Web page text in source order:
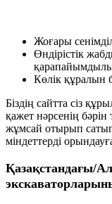
Жоғары
Өндірістік
Көлік құралын
Біздің сайтта сіз
қажет нәрсенің
жұмсай отырып
міндеттерді
Қазақстандағы/